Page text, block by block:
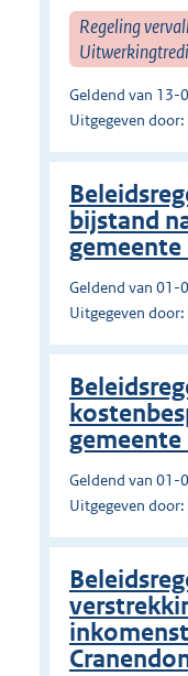
Regeling
Geldend van
Uitgegeven
bijstand
gemeente
Geldend van
Uitgegeven
gemeente
Geldend van
Uitgegeven